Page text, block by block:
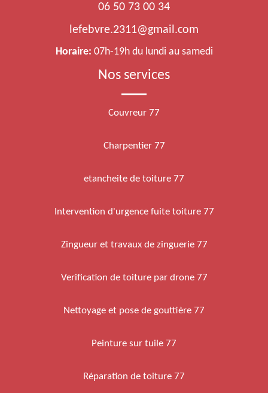
06 50 73 00 34
lefebvre.2311@gmail.com
Horaire: 07h-19h du lundi au samedi
Nos services
Couvreur 77
Charpentier 77
etancheite de toiture 77
Intervention d'urgence fuite toiture 77
Zingueur et travaux de zinguerie 77
Verification de toiture par drone 77
Nettoyage et pose de gouttière 77
Peinture sur tuile 77
Réparation de toiture 77